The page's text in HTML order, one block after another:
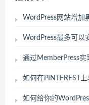
WordPress网站增加
WordPress最多可以
通过MemberPress实
如何在PINTEREST
如何给你的